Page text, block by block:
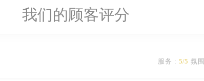
我们的顾客评分
服务 : 5/5 氛围